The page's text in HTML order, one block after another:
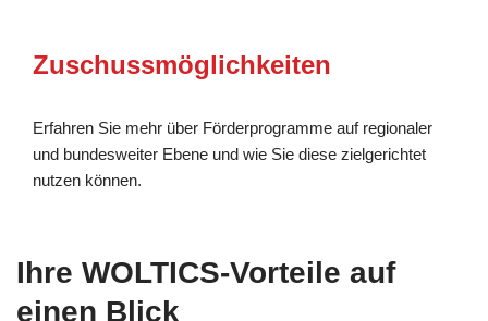
Zuschussmöglichkeiten
Erfahren Sie mehr über Förderprogramme auf regionaler
und bundesweiter Ebene und wie Sie diese zielgerichtet
nutzen können.
Ihre WOLTICS-Vorteile auf
einen Blick